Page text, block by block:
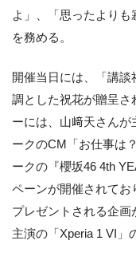
よ」、「思ったより
を務める。
開催当日には、「講
調とした祝花が贈呈さ
ーには、山﨑天さんが
ークのCM「お仕事は
ークの『櫻坂46 4th
ペーンが開催されてお
プレゼントされる企
主演の「Xperia 1 VI」